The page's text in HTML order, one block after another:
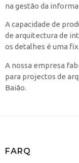
na gestão da
A capacidade de
de arquitectura de
os detalhes é uma
A nossa empresa
para projectos de
Baião.
FARQ